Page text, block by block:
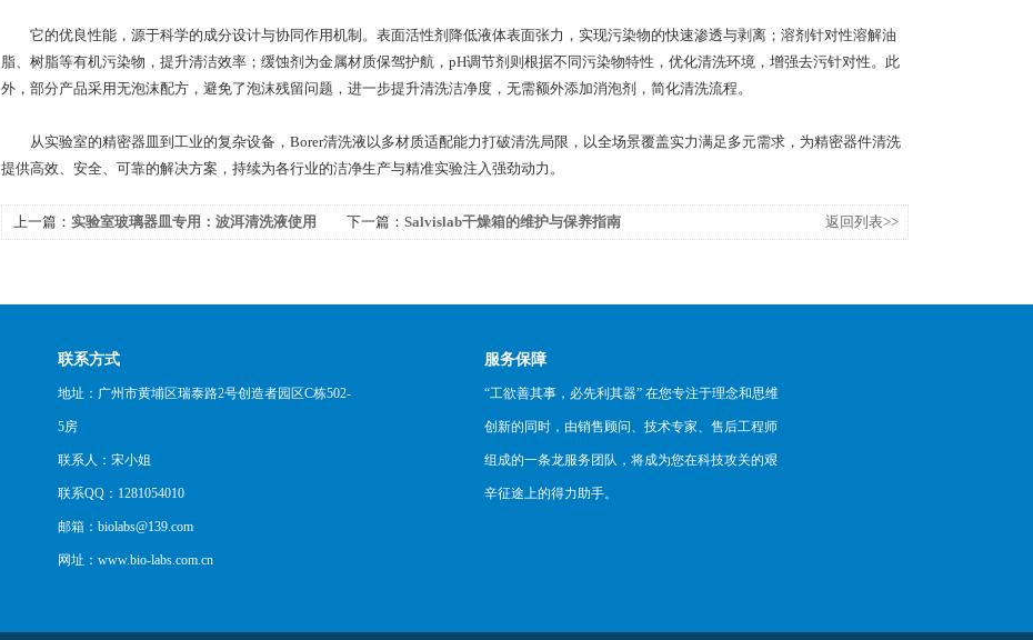
它的优良性能，源于科学的成分设计与协同作用机制。表面活性剂降低液体表面张力，实现污染物的快速渗透与剥离；溶剂针对性溶解油
脂、树脂等有机污染物，提升清洁效率；缓蚀剂为金属材质保驾护航，pH调节剂则根据不同污染物特性，优化清洗环境，增强去污针对性。此
外，部分产品采用无泡沫配方，避免了泡沫残留问题，进一步提升清洗洁净度，无需额外添加消泡剂，简化清洗流程。
从实验室的精密器皿到工业的复杂设备，Borer清洗液以多材质适配能力打破清洗局限，以全场景覆盖实力满足多元需求，为精密器件清洗
提供高效、安全、可靠的解决方案，持续为各行业的洁净生产与精准实验注入强劲动力。
上一篇： 实验室玻璃器皿专用：波洱清洗液使用
下一篇： Salvislab干燥箱的维护与保养指南 返回列表>>
联系方式
地址：广州市黄埔区瑞泰路2号创造者园区C栋502-
5房
联系人：宋小姐
联系QQ：1281054010
邮箱：biolabs@139.com
网址：www.bio-labs.com.cn
服务保障
“工欲善其事，必先利其器” 在您专注于理念和思维
创新的同时，由销售顾问、技术专家、售后工程师
组成的一条龙服务团队，将成为您在科技攻关的艰
辛征途上的得力助手。